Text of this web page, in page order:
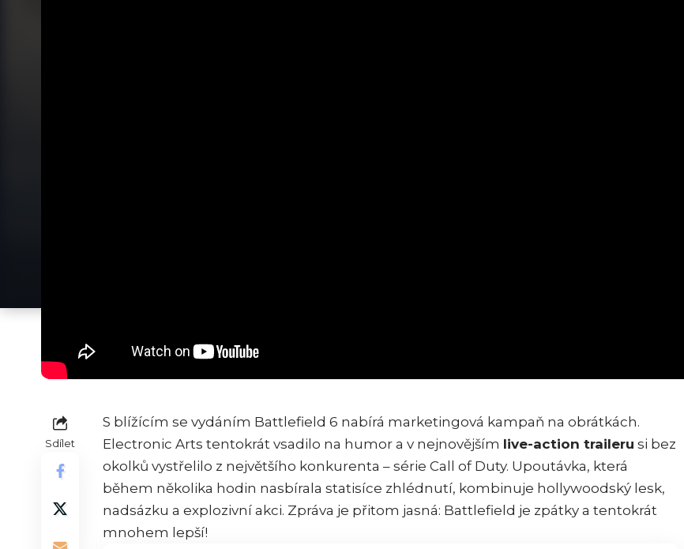
Sdílet
S blížícím se vydáním Battlefield 6 nabírá marketingová kampaň na obrátkách.
Electronic Arts tentokrát vsadilo na humor a v nejnovějším live-action traileru si bez
okolků vystřelilo z největšího konkurenta – série Call of Duty. Upoutávka, která
během několika hodin nasbírala statisíce zhlédnutí, kombinuje hollywoodský lesk,
nadsázku a explozivní akci. Zpráva je přitom jasná: Battlefield je zpátky a tentokrát
mnohem lepší!